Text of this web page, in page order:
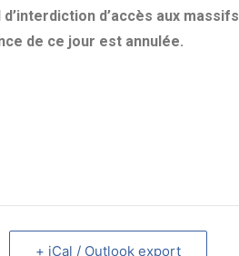
d’accès aux massifs
de ce jour est annulée.
+ iCal / Outlook export